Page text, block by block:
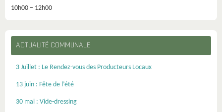
10h00 – 12h00
ACTUALITÉ COMMUNALE
3 Juillet : Le Rendez-vous des Producteurs Locaux
13 juin : Fête de l’été
30 mai : Vide-dressing